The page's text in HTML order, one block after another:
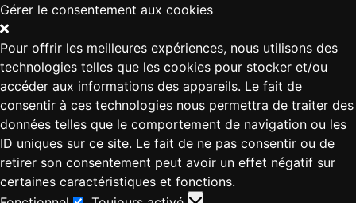
Gérer le consentement aux cookies
Pour offrir les meilleures expériences, nous utilisons des
technologies telles que les cookies pour stocker et/ou
accéder aux informations des appareils. Le fait de
consentir à ces technologies nous permettra de traiter des
données telles que le comportement de navigation ou les
ID uniques sur ce site. Le fait de ne pas consentir ou de
retirer son consentement peut avoir un effet négatif sur
certaines caractéristiques et fonctions.